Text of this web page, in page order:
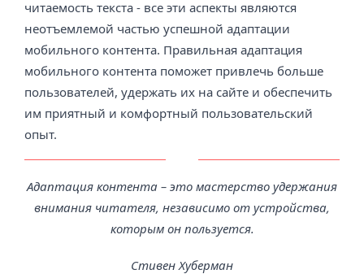
читаемость текста - все эти аспекты являются
неотъемлемой частью успешной адаптации
мобильного контента. Правильная адаптация
мобильного контента поможет привлечь больше
пользователей, удержать их на сайте и обеспечить
им приятный и комфортный пользовательский
опыт.
Адаптация контента – это мастерство удержания
внимания читателя, независимо от устройства,
которым он пользуется.
Стивен Хуберман